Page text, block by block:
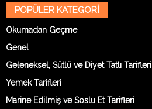
POPÜLER KATEGORİ
Okumadan Geçme
Genel
Geleneksel, Sütlü ve Diyet Tatlı Tarifleri
Yemek Tarifleri
Marine Edilmiş ve Soslu Et Tarifleri